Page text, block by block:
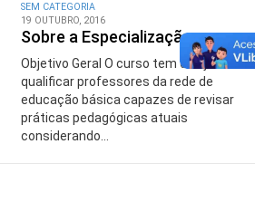
SEM CATEGORIA
19 OUTUBRO, 2016
Sobre a Especialização
Objetivo Geral O curso tem o objetivo de
qualificar professores da rede de
educação básica capazes de revisar
práticas pedagógicas atuais
considerando...